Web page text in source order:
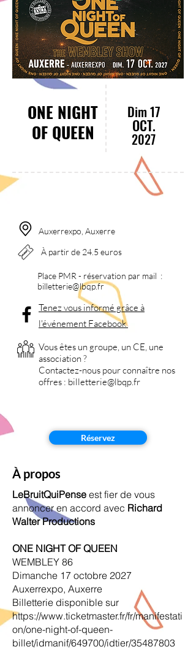
ONE NIGHT
OF QUEEN
Dim 17
OCT.
2027
Auxerrexpo, Auxerre
À partir de 24.5 euros
Place PMR - réservation par mail :
billetterie@lbqp.fr
Tenez vous informé grâce à
l'événement Facebook
Vous êtes un groupe, un CE, une
association ?
Contactez-nous pourconnaître nos
offres : billetterie@lbqp.fr
Réservez
À propos
LeBruitQuiPense est fier de vous
annoncer en accord avec Richard
Walter Productions
ONE NIGHT OF QUEEN
WEMBLEY 86
Dimanche 17 octobre 2027
Auxerrexpo, Auxerre
Billetterie disponible sur
https://www.ticketmaster.fr/fr/manifestati
on/one-night-of-queen-
billet/idmanif/649700/idtier/35487803